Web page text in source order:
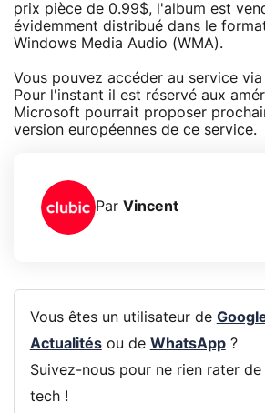
prix pièce de 0.99$, l'album est
évidemment distribué dans le
Windows Media Audio (WMA).
Vous pouvez accéder au service
Pour l'instant il est réservé aux
Microsoft pourrait proposer
version européennes de ce service.
Par Vincent
Vous êtes un utilisateur de
Actualitésou de WhatsApp?
Suivez-nous pour ne rien rater
tech !